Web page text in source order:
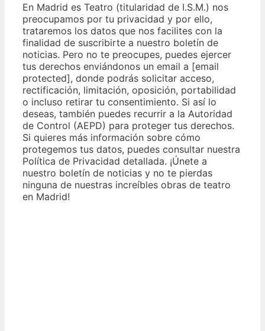
En Madrid es Teatro (titularidad de I.S.M.) nos
preocupamos por tu privacidad y por ello,
trataremos los datos que nos facilites con la
finalidad de suscribirte a nuestro boletín de
noticias. Pero no te preocupes, puedes ejercer
tus derechos enviándonos un email a [email
protected], donde podrás solicitar acceso,
rectificación, limitación, oposición, portabilidad
o incluso retirar tu consentimiento. Si así lo
deseas, también puedes recurrir a la Autoridad
de Control (AEPD) para proteger tus derechos.
Si quieres más información sobre cómo
protegemos tus datos, puedes consultar nuestra
Política de Privacidad detallada. ¡Únete a
nuestro boletín de noticias y no te pierdas
ninguna de nuestras increíbles obras de teatro
en Madrid!